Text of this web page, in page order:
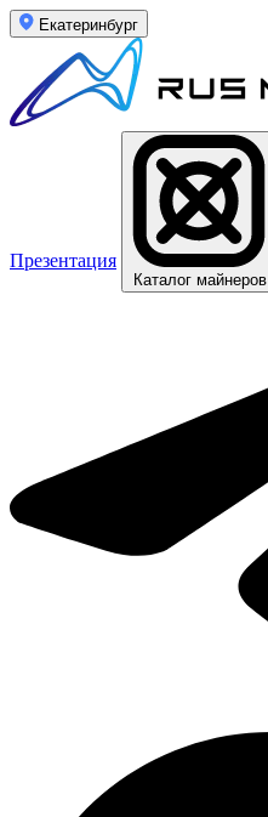
Екатеринбург
Презентация
Каталог майнеров